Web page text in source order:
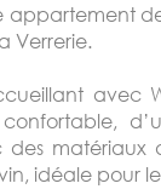
appartement
Verrerie.
avec
matériaux
idéale pour